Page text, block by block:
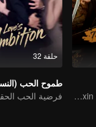
Zhao Liying and Lin Gengxin Cooperate Again
حلقة 32